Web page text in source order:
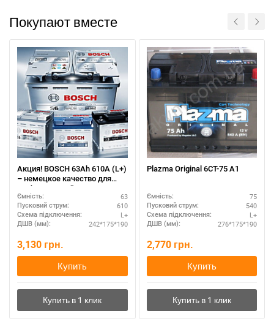
Покупают вместе
Акция! BOSCH 63Ah 610A (L+)
– немецкое качество для
любых условий
Ємність: 63
Пусковий струм: 610
Схема підключення: L+
ДШВ (мм): 242*175*190
3,130 грн.
Купить
Plazma Original 6СТ-75 А1
Ємність: 75
Пусковий струм: 540
Схема підключення: L+
ДШВ (мм): 276*175*190
2,770 грн.
Купить